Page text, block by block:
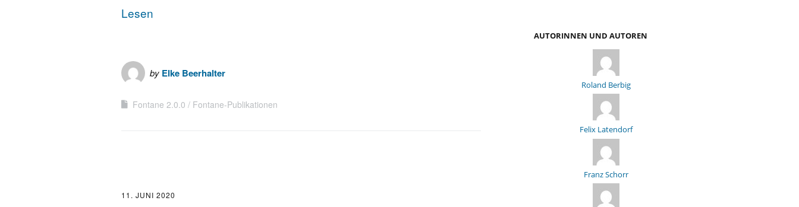
Lesen
by Elke Beerhalter
Fontane 2.0.0 Fontane-Publikationen
11. JUNI 2020
AUTORINNEN UND AUTOREN
Roland Berbig
Felix Latendorf
Franz Schorr